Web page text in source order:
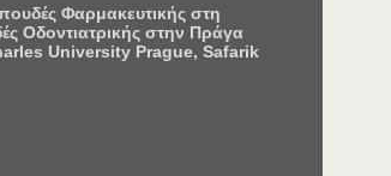
Φαρμακευτικής στη
Οδοντιατρικής στην Πράγα
University Prague, Safarik